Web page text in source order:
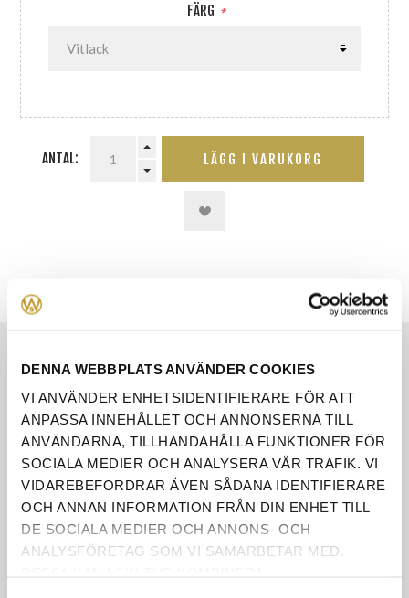
DENNA WEBBPLATS ANVÄNDER COOKIES
VI ANVÄNDER ENHETSIDENTIFIERARE FÖR ATT
ANPASSA INNEHÅLLET OCH ANNONSERNA TILL
ANVÄNDARNA, TILLHANDAHÅLLA FUNKTIONER FÖR
SOCIALA MEDIER OCH ANALYSERA VÅR TRAFIK. VI
VIDAREBEFORDRAR ÄVEN SÅDANA IDENTIFIERARE
OCH ANNAN INFORMATION FRÅN DIN ENHET TILL
DE SOCIALA MEDIER OCH ANNONS- OCH
ANALYSFÖRETAG SOM VI SAMARBETAR MED.
FÄRG *
ANTAL: LÄGG I VARUKORG
EGENSKAPER
RECENSIONER
ÅNGERRÄTT
KONTAKTA OSS